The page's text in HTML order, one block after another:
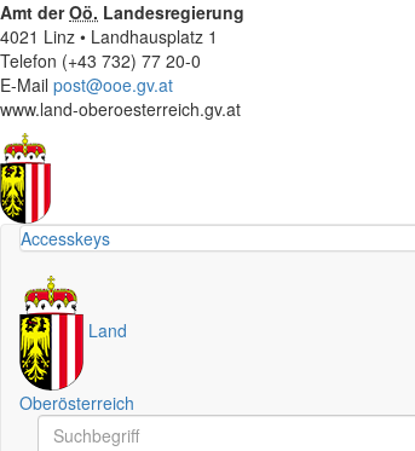
Amt derOö. Landesregierung
4021 Linz • Landhausplatz 1
Telefon (+43 732) 77 20-0
E-Mail post@ooe.gv.at
www.land-oberoesterreich.gv.at
Accesskeys
Land
Oberösterreich
Schnellsuche
Schnellsuche